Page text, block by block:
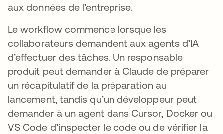
aux données de l’entreprise.
Le workflow commence lorsque les
collaborateurs demandent aux agents d’IA
d’effectuer des tâches. Un responsable
produit peut demander à Claude de préparer
un récapitulatif de la préparation au
lancement, tandis qu’un développeur peut
demander à un agent dans Cursor, Docker ou
VS Code d’inspecter le code ou de vérifier la